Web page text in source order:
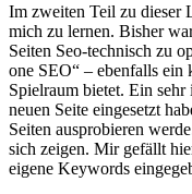
Im zweiten Teil zu dieser
mich zu lernen. Bisher
Seiten Seo-technisch zu
one SEO“ – ebenfalls ein
Spielraum bietet. Ein sehr
neuen Seite eingesetzt
Seiten ausprobieren
sich zeigen. Mir gefällt
eigene Keywords